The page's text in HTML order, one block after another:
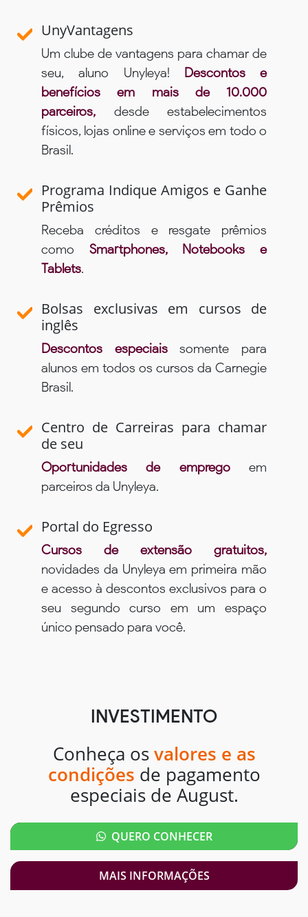
UnyVantagens
Um clube de vantagens para chamar de
seu, aluno Unyleya! Descontos e
benefícios em mais de 10.000
parceiros, desde estabelecimentos
físicos, lojas online e serviços em todo o
Brasil.
Programa Indique Amigos e Ganhe
Prêmios
Receba créditos e resgate prêmios
como Smartphones, Notebooks e
Tablets.
Bolsas exclusivas em cursos de
inglês
Descontos especiaissomente para
alunos em todos os cursos da Carnegie
Brasil.
Centro de Carreiras para chamar
de seu
Oportunidades de empregoem
parceiros da Unyleya.
Portal do Egresso
Cursos de extensão gratuitos,
novidades da Unyleya em primeira mão
e acesso à descontos exclusivos para o
seu segundo curso em um espaço
único pensado para você.
INVESTIMENTO
Conheça os valores e as
condições de pagamento
especiais de August.
QUERO CONHECER
MAIS INFORMAÇÕES